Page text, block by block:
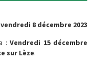
vendredi 8 décembre 2023
:Vendredi 15 décembre
sur Lèze.